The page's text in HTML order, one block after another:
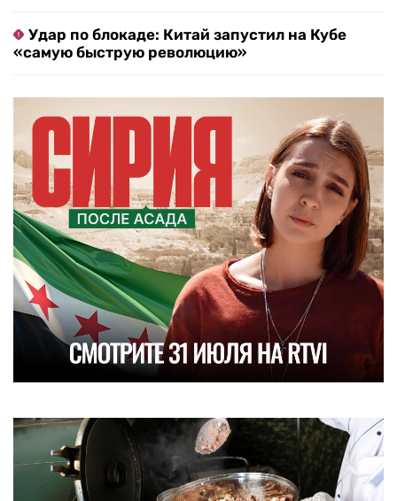
Удар по блокаде: Китай запустил на Кубе
«самую быструю революцию»